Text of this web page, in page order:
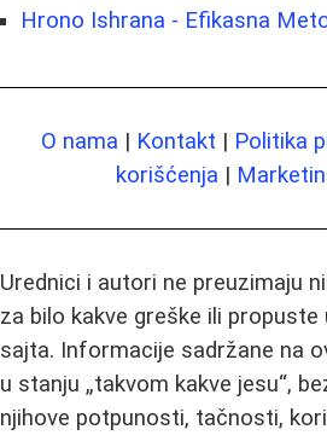
Hrono Ishrana - Efikasna
O nama | Kontakt | Politika
korišćenja |
Urednici i autori ne preuzimaju
za bilo kakve greške ili propuste
sajta. Informacije sadržane na
u stanju „takvom kakve jesu“,
njihove potpunosti, tačnosti,